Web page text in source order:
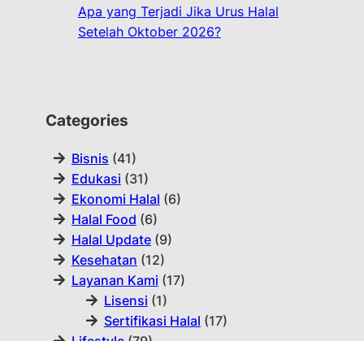
Apa yang Terjadi Jika Urus Halal
Setelah Oktober 2026?
Categories
Bisnis (41)
Edukasi (31)
Ekonomi Halal (6)
Halal Food (6)
Halal Update(9)
Kesehatan (12)
Layanan Kami (17)
Lisensi (1)
Sertifikasi Halal (17)